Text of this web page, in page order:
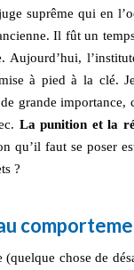
suprême qui en
Il fût un
Aujourd’hui,
à pied à la clé.
grande
La punition et la
qu’il faut se poser
?
chose de